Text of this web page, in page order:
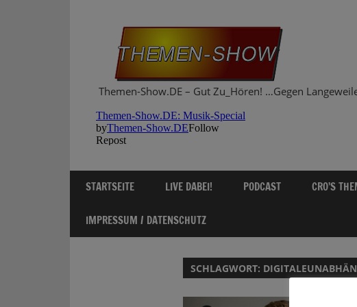
Themen-Show.DE – Gut Zu_Hören! …Gegen
STARTSEITE LIVE DABEI! PODCAST CRO’S
IMPRESSUM / DATENSCHUTZ
SCHLAGWORT: